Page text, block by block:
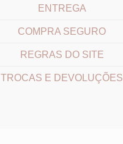
ENTREGA
COMPRA SEGURO
REGRAS DO SITE
TROCAS E DEVOLUÇÕES